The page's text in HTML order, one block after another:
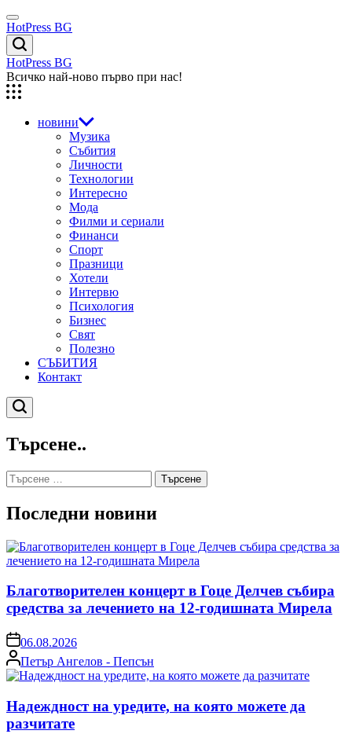
Skip
to
content
Menu
HotPress BG
Търсене
HotPress BG
Всичко най-ново първо при нас!
новини
Музика
Събития
Личности
Технологии
Интересно
Мода
Филми и сериали
Финанси
Спорт
Празници
Хотели
Интервю
Психология
Бизнес
Свят
Полезно
СЪБИТИЯ
Контакт
Търсене
Търсене..
Търсене
за:
Последни новини
Благотворителен концерт в Гоце Делчев събира
средства за лечението на 12-годишната Мирела
on06.08.2026
Posted
by
Петър Ангелов - Пепсън
Надеждност на уредите, на която можете да
разчитате